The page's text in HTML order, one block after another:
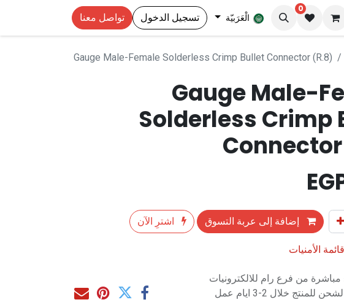
0
الْعَرَبيّة تسجيل الدخول تواصل معنا
Gauge Male-Female Solderless Crimp Bullet Connector (R.8)
Gauge Male-
Solderless Crimp
إضافة إلى عربة التسوق
اشترِ الآن
الأمنيات
مباشرة من فرع رام للالكترونيات
خلال 2-3 ايام عمل